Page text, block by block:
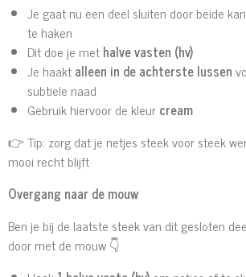
Je gaat nu een deel sluiten door beide
te haken
Dit doe je methalve vasten (hv)
Je haaktalleen in de achterste lussen
subtiele naad
Gebruik hiervoor de kleurcream
👉 Tip: zorg dat je netjes steek voor steek
mooi recht blijft
Overgang naar de mouw
Ben je bij de laatste steek van dit gesloten
door met de mouw 👇